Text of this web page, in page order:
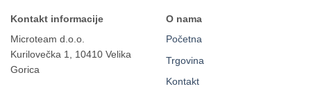
Kontakt informacije
Microteam d.o.o.
Kurilovečka 1, 10410 Velika
Gorica
O nama
Početna
Trgovina
Kontakt